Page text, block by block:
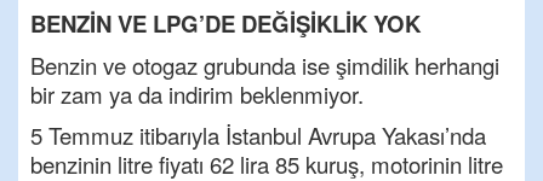
BENZİN VE LPG’DE DEĞİŞİKLİK YOK
Benzin ve otogaz grubunda ise şimdilik herhangi
bir zam ya da indirim beklenmiyor.
5 Temmuz itibarıyla İstanbul Avrupa Yakası’nda
benzinin litre fiyatı 62 lira 85 kuruş, motorinin litre